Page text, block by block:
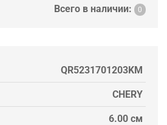
Всего в наличии: 0
QR5231701203KM
CHERY
6.00 см